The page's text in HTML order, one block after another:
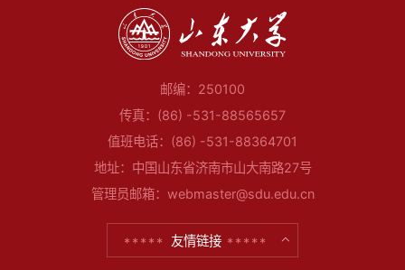
邮编：250100
传真：(86) -531-88565657
值班电话：(86) -531-88364701
地址：中国山东省济南市山大南路27号
管理员邮箱：webmaster@sdu.edu.cn
友情链接